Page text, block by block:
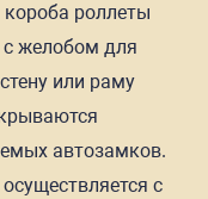
короба роллеты
с желобом для
или раму
автозамков.
с